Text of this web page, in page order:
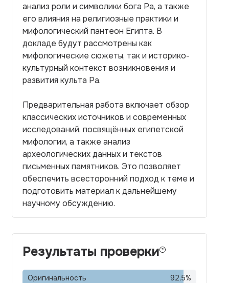
анализ роли и символики бога Ра, а также
его влияния на религиозные практики и
мифологический пантеон Египта. В
докладе будут рассмотрены как
мифологические сюжеты, так и историко-
культурный контекст возникновения и
развития культа Ра.
Предварительная работа включает обзор
классических источников и современных
исследований, посвящённых египетской
мифологии, а также анализ
археологических данных и текстов
письменных памятников. Это позволяет
обеспечить всесторонний подход к теме и
подготовить материал к дальнейшему
научному обсуждению.
Результаты проверки
Оригинальность 92,5%